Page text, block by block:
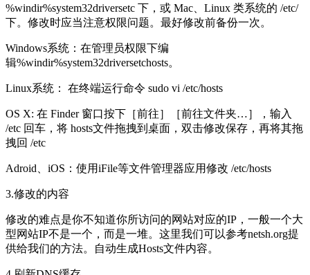
%windir%system32driversetc 下，或 Mac、Linux 类系统的 /etc/
下。修改时应当注意权限问题。最好修改前备份一次。
Windows系统：在管理员权限下编
辑%windir%system32driversetchosts。
Linux系统： 在终端运行命令 sudo vi /etc/hosts
OS X: 在 Finder 窗口按下［前往］［前往文件夹…］，输入
/etc 回车，将 hosts文件拖拽到桌面，双击修改保存，再将其拖
拽回 /etc
Adroid、iOS：使用iFile等文件管理器应用修改 /etc/hosts
3.修改的内容
修改的难点是你不知道你所访问的网站对应的IP，一般一个大
型网站IP不是一个，而是一堆。这里我们可以参考netsh.org提
供给我们的方法。自动生成Hosts文件内容。